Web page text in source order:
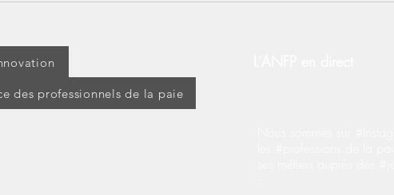
des professionnels de la paie